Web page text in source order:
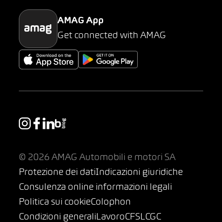
AMAG App
Get connected with AMAG
© 2026 AMAG Automobili e motori SA
Protezione dei datiIndicazioni giuridiche
Consulenza online informazioni legali
Politica sui cookieColophon
Condizioni generaliLavoroCFSLCGC